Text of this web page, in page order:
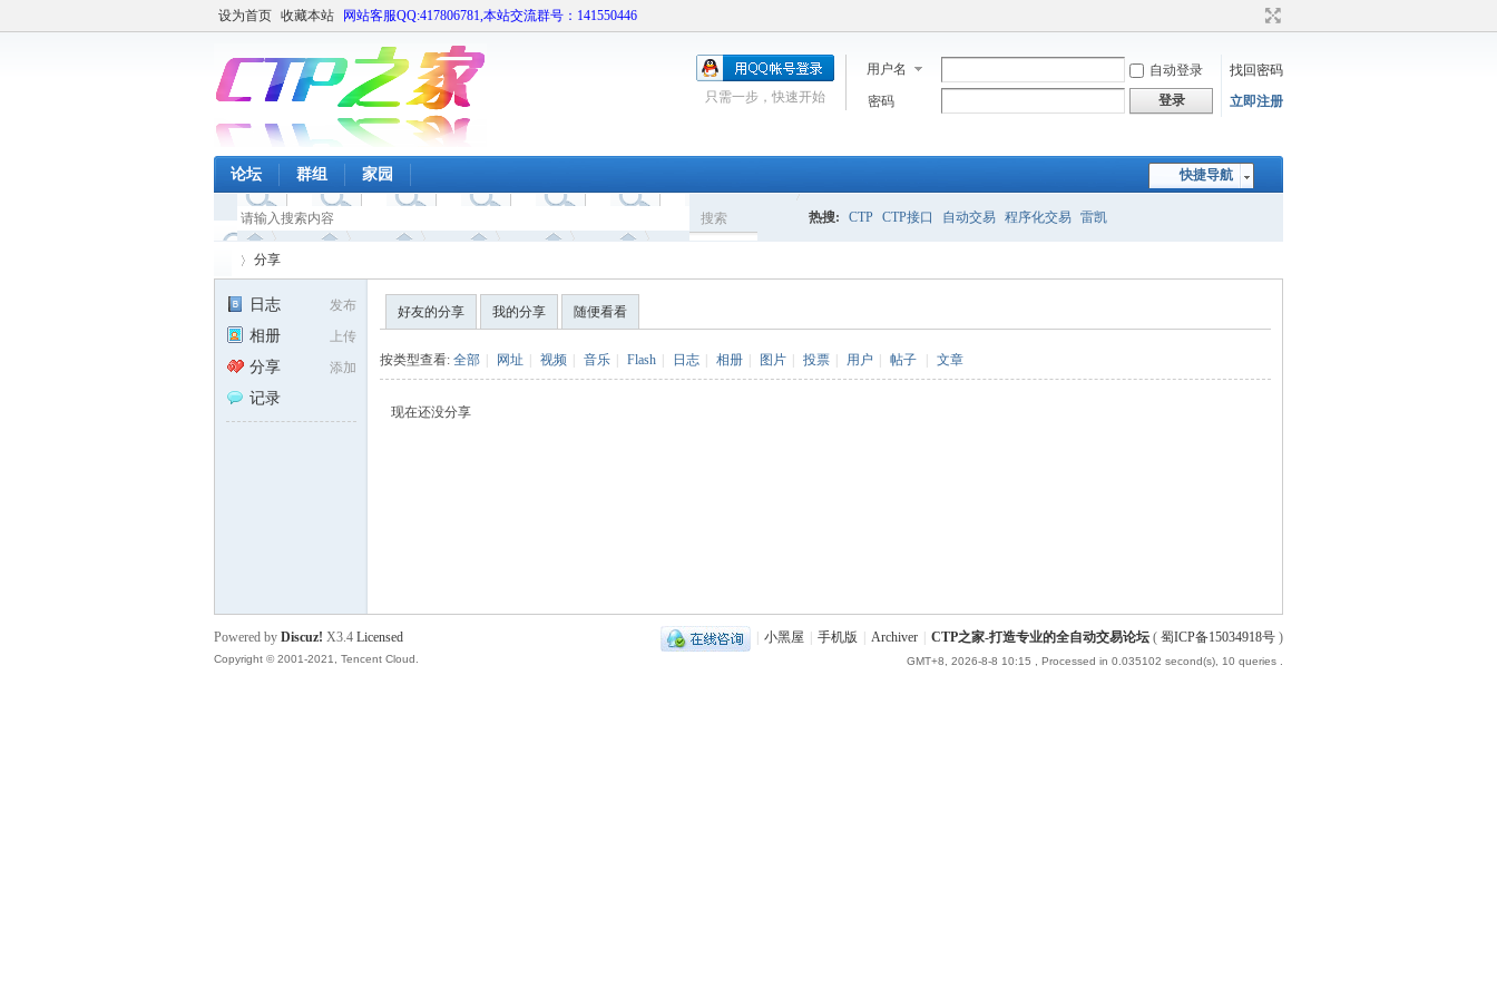
设为首页 收藏本站 网站客服QQ:417806781,本站交流群号：141550446
用户名 自动登录
找回密码
密码
登录 立即注册
只需一步，快速开始
快捷导航
论坛 群组 家园
搜索 热搜: CTP CTP接口 自动交易 程序化交易 雷凯
分享
发布
日志
上传
相册
添加
分享
记录
好友的分享 我的分享 随便看看
按类型查看: 全部 网址 视频 音乐 Flash 日志 相册 图片 投票 用户 帖子 文章
现在还没分享
小黑屋 手机版 Archiver CTP之家-打造专业的全自动交易论坛 ( 蜀ICP备15034918号 )
GMT+8, 2026-8-8 10:15 , Processed in 0.035102 second(s), 10 queries .
Powered by Discuz! X3.4 Licensed
Copyright © 2001-2021, Tencent Cloud.